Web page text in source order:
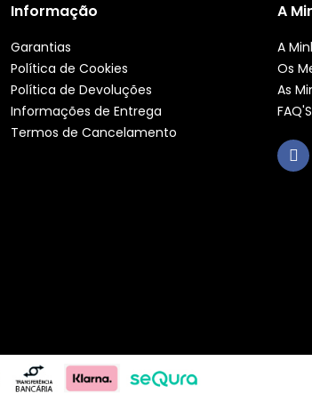
Informação
Garantias
Política de Cookies
Política de Devoluções
Informações de Entrega
Termos de Cancelamento
A
A
Os
As
FAQ'S